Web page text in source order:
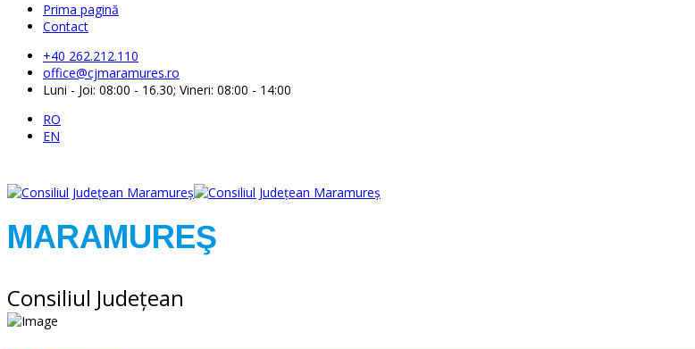
Prima pagină
Contact
+40 262.212.110
office@cjmaramures.ro
Luni - Joi: 08:00 - 16.30; Vineri: 08:00 - 14:00
RO
EN
MARAMUREŞ
Consiliul Judeţean